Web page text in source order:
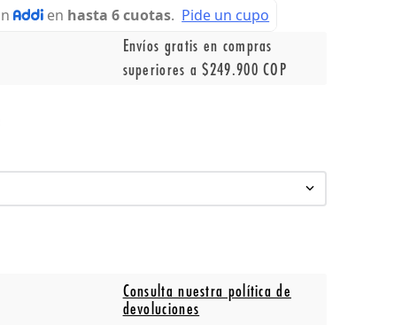
Envíos gratis en compras
superiores a $249.900 COP
Consulta nuestra política de
devoluciones